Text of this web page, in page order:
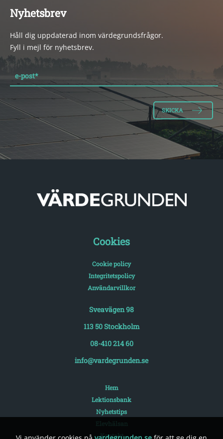
Nyhetsbrev
Håll dig uppdaterad inom värdegrundsfrågor.
Fyll i mejl för nyhetsbrev.
e-post*
Cookies
Cookie policy
Integritetspolicy
Användarvillkor
Sveavägen 98
113 50 Stockholm
08-410 214 60
info@vardegrunden.se
Hem
Lektionsbank
Nyhetstips
Kontakt